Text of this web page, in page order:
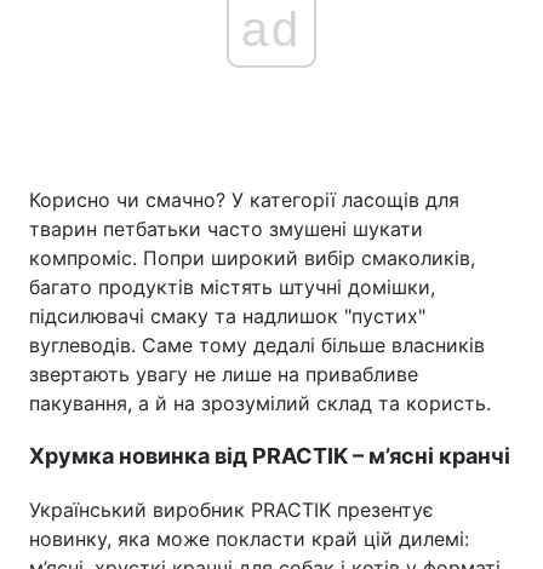
Головна Війна
Україна Політика
Техно і зв'язок Лайт
ad
Корисно чи смачно? У категорії ласощів для
тварин петбатьки часто змушені шукати
компроміс. Попри широкий вибір смаколиків,
багато продуктів містять штучні домішки,
підсилювачі смаку та надлишок "пустих"
вуглеводів. Саме тому дедалі більше власників
звертають увагу не лише на привабливе
пакування, а й на зрозумілий склад та користь.
Хрумка новинка від PRACTIK – м’ясні кранчі
Український виробник PRACTIK презентує
новинку, яка може покласти край цій дилемі: